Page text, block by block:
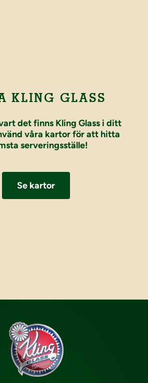
KLING GLASS
det finns Kling Glass i ditt
våra kartor för att hitta
serveringsställe!
Se kartor